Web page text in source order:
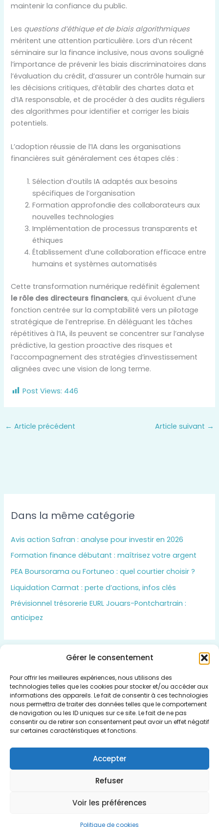
Gérer le consentement
Pour offrir les meilleures expériences, nous utilisons des
technologies telles que les cookies pour stocker et/ou accéder aux
informations des appareils. Le fait de consentir à ces technologies
nous permettra de traiter des données telles que le comportement
de navigation ou les ID uniques sur ce site. Le fait de ne pas
consentir ou de retirer son consentement peut avoir un effet négatif
sur certaines caractéristiques et fonctions.
Accepter
Refuser
Voir les préférences
Politique de cookies
maintenir la confiance du public.
Les questions d’éthique et de biais algorithmiques
méritent une attention particulière. Lors d’un récent
séminaire sur la finance inclusive, nous avons souligné
l’importance de prévenir les biais discriminatoires dans
l’évaluation du crédit, d’assurer un contrôle humain sur
les décisions critiques, d’établir des chartes data et
d’IA responsable, et de procéder à des audits réguliers
des algorithmes pour identifier et corriger les biais
potentiels.
L’adoption réussie de l’IA dans les organisations
financières suit généralement ces étapes clés :
Sélection d’outils IA adaptés aux besoins
spécifiques de l’organisation
Formation approfondie des collaborateurs aux
nouvelles technologies
Implémentation de processus transparents et
éthiques
Établissement d’une collaboration efficace entre
humains et systèmes automatisés
Cette transformation numérique redéfinit également
le rôle des directeurs financiers, qui évoluent d’une
fonction centrée sur la comptabilité vers un pilotage
stratégique de l’entreprise. En déléguant les tâches
répétitives à l’IA, ils peuvent se concentrer sur l’analyse
prédictive, la gestion proactive des risques et
l’accompagnement des stratégies d’investissement
alignées avec une vision de long terme.
Post Views: 446
← Article précédent Article suivant →
Dans la même catégorie
Avis action Safran : analyse pour investir en 2026
Formation finance débutant : maîtrisez votre argent
PEA Boursorama ou Fortuneo : quel courtier choisir ?
Liquidation Carmat : perte d’actions, infos clés
Prévisionnel trésorerie EURL Jouars-Pontchartrain :
anticipez
Insert HTML text here.
Qui sommes nous
Mentions légales
Plan du Site